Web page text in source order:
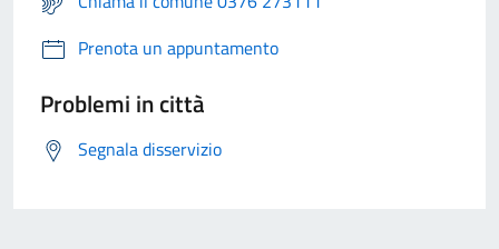
Prenota un appuntamento
Problemi in città
Segnala disservizio